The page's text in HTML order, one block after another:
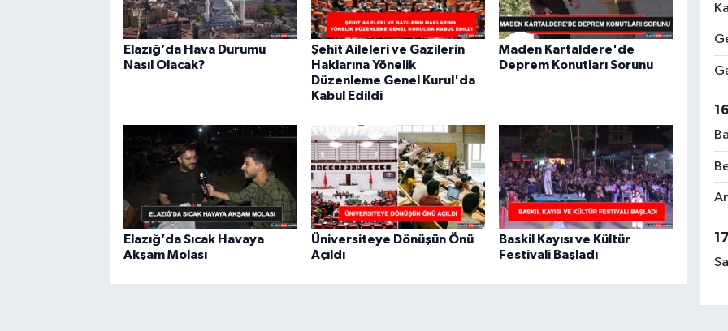
Elazığ’da Hava Durumu
Nasıl Olacak?
Şehit Aileleri ve Gazilerin
Haklarına Yönelik
Düzenleme Genel Kurul'da
Kabul Edildi
Maden Kartaldere'de
Deprem Konutları Sorunu
Elazığ’da Sıcak Havaya
Akşam Molası
Üniversiteye Dönüşün Önü
Açıldı
Baskil Kayısı ve Kültür
Festivali Başladı